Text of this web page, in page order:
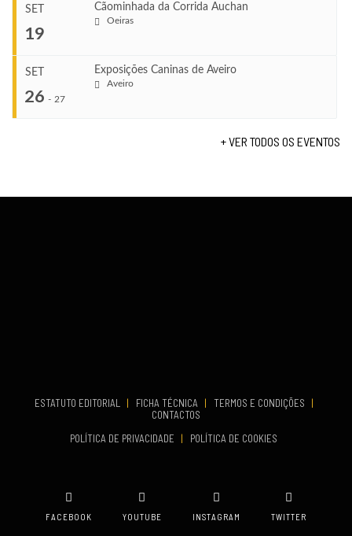
Ago 23, 2026
VENUE
Set 11, 2026
Set 12, 2026
VENUE
Set 19, 2026
SET
19
Cãominhada da Corrida Auchan
Oeiras
SET
26 - 27
Exposições Caninas de Aveiro
Aveiro
+ VER TODOS OS EVENTOS
ESTATUTO EDITORIAL | FICHA TÉCNICA | TERMOS E CONDIÇÕES
|
CONTACTOS
POLÍTICA DE PRIVACIDADE
| POLÍTICA DE COOKIES
FACEBOOK YOUTUBE INSTAGRAM TWITTER